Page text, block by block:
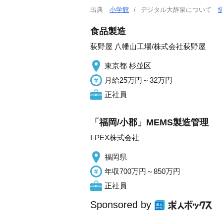
出典 小学館 デジタル大辞泉について
食品製造
荻野屋 八幡山工場/株式会社荻野屋
東京都 杉並区
月給25万円～32万円
正社員
「福岡/小郡」MEMS製造管理
I-PEX株式会社
福岡県
年収700万円～850万円
正社員
Sponsored by